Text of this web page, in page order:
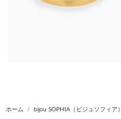
ホーム bijou SOPHIA（ビジュソフィア）